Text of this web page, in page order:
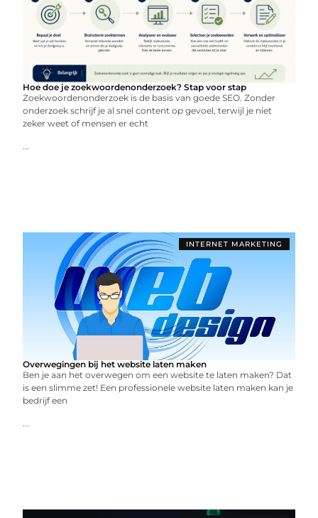
Hoe doe je zoekwoordenonderzoek? Stap voor stap
Zoekwoordenonderzoek is de basis van goede SEO. Zonder
onderzoek schrijf je al snel content op gevoel, terwijl je niet
zeker weet of mensen er echt
...
INTERNET MARKETING
Overwegingen bij het website laten maken
Ben je aan het overwegen om een website te laten maken? Dat
is een slimme zet! Een professionele website laten maken kan je
bedrijf een
...